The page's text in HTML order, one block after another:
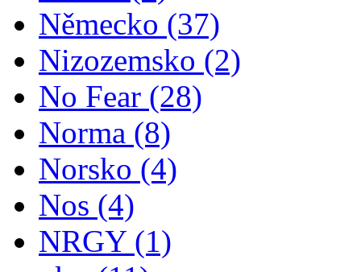
Německo (37)
Nizozemsko (2)
No Fear (28)
Norma (8)
Norsko (4)
Nos (4)
NRGY (1)